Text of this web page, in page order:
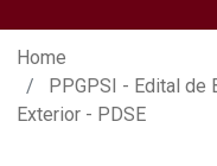
PPGPSI -
Home
PPGPSI - Edital de
Exterior - PDSE